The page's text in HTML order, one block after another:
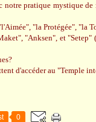
notre pratique mystique de
"la Protégée", "la
"Anksen", et
d'accéder au "Temple
0